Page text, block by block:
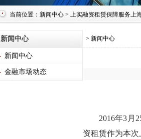
当前位置：新闻中心 > 上实融资租赁保障服务上
新闻中心
新闻中心
金融市场动态
> 新闻中心
2016年3 月
资租赁作为本